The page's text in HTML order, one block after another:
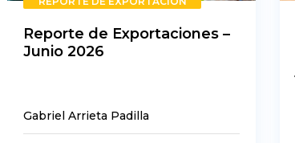
Reporte de Exportaciones –
Junio 2026
Gabriel Arrieta Padilla